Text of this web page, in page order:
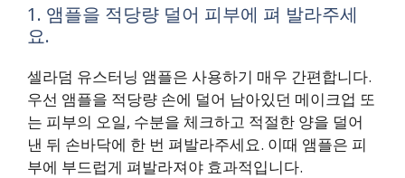
1. 앰플을 적당량 덜어 피부에 펴 발라주세
요.
셀라덤 유스터닝 앰플은 사용하기 매우 간편합니다.
우선 앰플을 적당량 손에 덜어 남아있던 메이크업 또
는 피부의 오일, 수분을 체크하고 적절한 양을 덜어
낸 뒤 손바닥에 한 번 펴발라주세요. 이때 앰플은 피
부에 부드럽게 펴발라져야 효과적입니다.